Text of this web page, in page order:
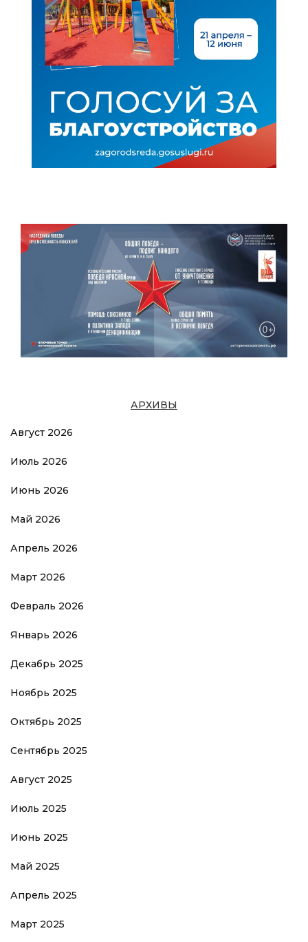
АРХИВЫ
Август 2026
Июль 2026
Июнь 2026
Май 2026
Апрель 2026
Март 2026
Февраль 2026
Январь 2026
Декабрь 2025
Ноябрь 2025
Октябрь 2025
Сентябрь 2025
Август 2025
Июль 2025
Июнь 2025
Май 2025
Апрель 2025
Март 2025